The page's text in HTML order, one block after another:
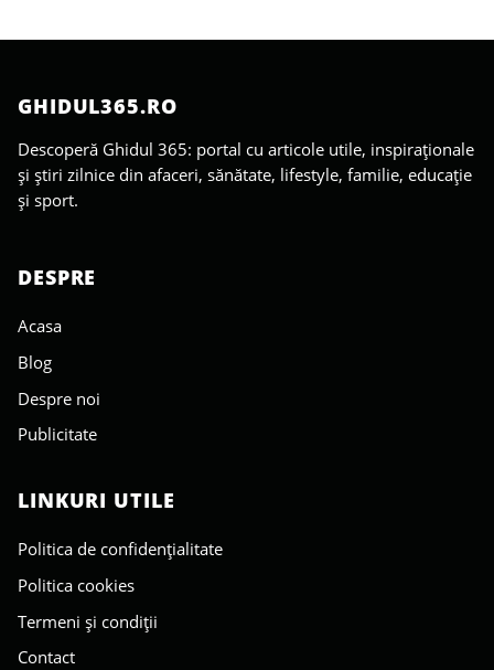
GHIDUL365.RO
Descoperă Ghidul 365: portal cu articole utile, inspiraționale
și știri zilnice din afaceri, sănătate, lifestyle, familie, educație
și sport.
DESPRE
Acasa
Blog
Despre noi
Publicitate
LINKURI UTILE
Politica de confidențialitate
Politica cookies
Termeni și condiții
Contact